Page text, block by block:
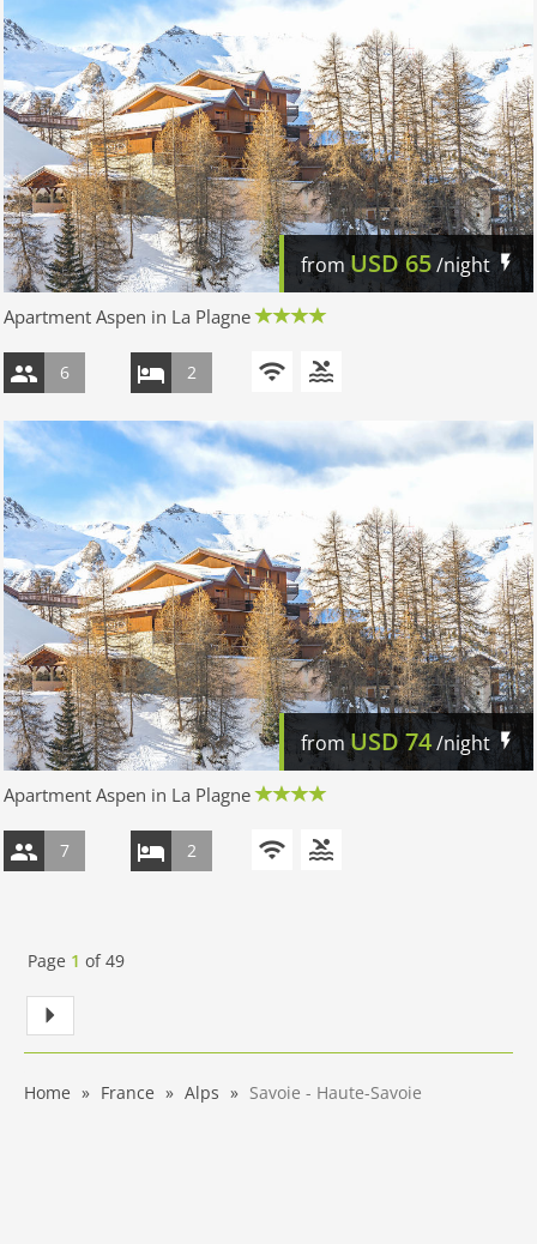
from USD 65/night
Apartment Aspen in La Plagne
6 2
from USD74/night
Apartment Aspen in La Plagne
7 2
Page 1 of49
Home France Alps Savoie - Haute-Savoie